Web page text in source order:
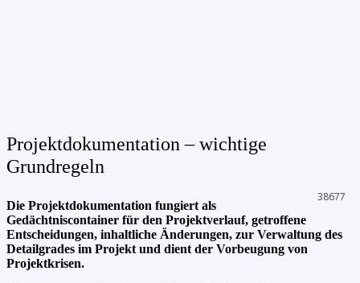
Projektdokumentation – wichtige
Grundregeln
38677
Die Projektdokumentation fungiert als
Gedächtniscontainer für den Projektverlauf, getroffene
Entscheidungen, inhaltliche Änderungen, zur Verwaltung des
Detailgrades im Projekt und dient der Vorbeugung von
Projektkrisen.